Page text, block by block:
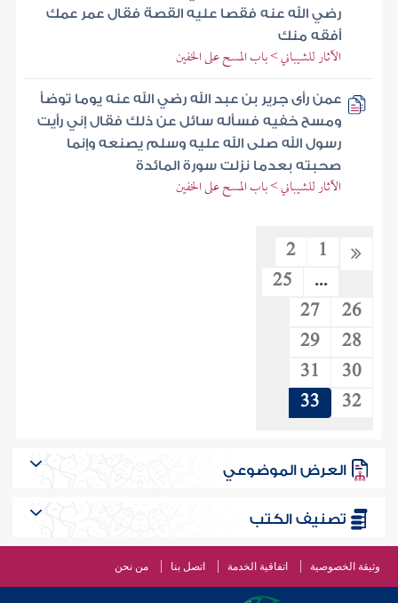
رضي الله عنه فقصا عليه القصة فقال عمر عمك
أفقه منك
الآثار للشيباني > باب المسح على الخفين
عمن رأى جرير بن عبد الله رضي الله عنه يوما توضأ
ومسح خفيه فسأله سائل عن ذلك فقال إني رأيت
رسول الله صلى الله عليه وسلم يصنعه وإنما
صحبته بعدما نزلت سورة المائدة
الآثار للشيباني > باب المسح على الخفين
1
2
...
25
26
27
28
29
30
31
32
33
العرض الموضوعي
تصنيف الكتب
وثيقة الخصوصية اتفاقية الخدمة اتصل بنا من نحن